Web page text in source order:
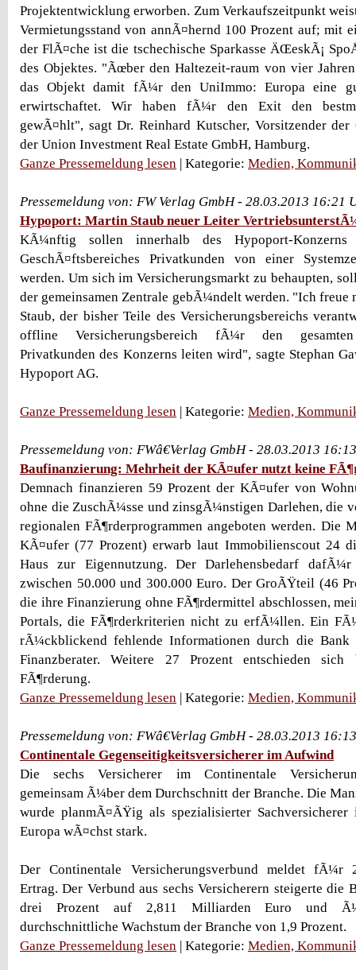
Projektentwicklung erworben. Zum Verkaufszeitpunkt
Vermietungsstand von annÃ¤hernd 100 Prozent auf; mit
der FlÃ¤che ist die tschechische Sparkasse ÄŒeskÃ¡
des Objektes. "Ãœber den Haltezeit-raum von vier
das Objekt damit fÃ¼r den UniImmo: Europa eine
erwirtschaftet. Wir haben fÃ¼r den Exit den
gewÃ¤hlt", sagt Dr. Reinhard Kutscher, Vorsitzender
der Union Investment Real Estate GmbH, Hamburg.
Ganze Pressemeldung lesen | Kategorie: Medien,
Pressemeldung von: FW Verlag GmbH - 28.03.2013 16:21
Hypoport: Martin Staub neuer Leiter
KÃ¼nftig sollen innerhalb des Hypoport-
GeschÃ¤ftsbereiches Privatkunden von einer
werden. Um sich im Versicherungsmarkt zu behaupten,
der gemeinsamen Zentrale gebÃ¼ndelt werden. "Ich freue
Staub, der bisher Teile des Versicherungsbereichs
offline Versicherungsbereich fÃ¼r den gesamten
Privatkunden des Konzerns leiten wird", sagte Stephan
Hypoport AG.
Ganze Pressemeldung lesen | Kategorie: Medien,
Pressemeldung von: FWâ€Verlag GmbH - 28.03.2013
Baufinanzierung: Mehrheit der KÃ¤ufer nutzt keine
Demnach finanzieren 59 Prozent der KÃ¤ufer von
ohne die ZuschÃ¼sse und zinsgÃ¼nstigen Darlehen, die
regionalen FÃ¶rderprogrammen angeboten werden. Die
KÃ¤ufer (77 Prozent) erwarb laut Immobilienscout 24
Haus zur Eigennutzung. Der Darlehensbedarf
zwischen 50.000 und 300.000 Euro. Der GroÃŸteil (46
die ihre Finanzierung ohne FÃ¶rdermittel abschlossen,
Portals, die FÃ¶rderkriterien nicht zu erfÃ¼llen. Ein
rÃ¼ckblickend fehlende Informationen durch die Bank
Finanzberater. Weitere 27 Prozent entschieden sich
FÃ¶rderung.
Ganze Pressemeldung lesen | Kategorie: Medien,
Pressemeldung von: FWâ€Verlag GmbH - 28.03.2013
Continentale Gegenseitigkeitsversicherer im Aufwind
Die sechs Versicherer im Continentale
gemeinsam Ã¼ber dem Durchschnitt der Branche. Die
wurde planmÃ¤ÃŸig als spezialisierter
Europa wÃ¤chst stark.
Der Continentale Versicherungsverbund meldet fÃ¼r
Ertrag. Der Verbund aus sechs Versicherern steigerte die
drei Prozent auf 2,811 Milliarden Euro und
durchschnittliche Wachstum der Branche von 1,9 Prozent.
Ganze Pressemeldung lesen | Kategorie: Medien,